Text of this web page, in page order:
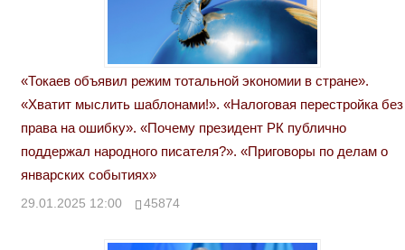
«Токаев объявил режим тотальной экономии в стране».
«Хватит мыслить шаблонами!». «Налоговая перестройка без
права на ошибку». «Почему президент РК публично
поддержал народного писателя?». «Приговоры по делам о
январских событиях»
29.01.2025 12:00 45874